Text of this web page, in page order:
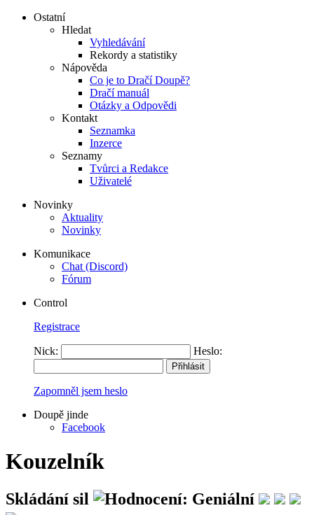
Ostatní
Hledat
Vyhledávání
Rekordy a statistiky
Nápověda
Co je to Dračí Doupě?
Dračí manuál
Otázky a Odpovědi
Kontakt
Seznamka
Inzerce
Seznamy
Tvůrci a Redakce
Uživatelé
Novinky
Aktuality
Novinky
Komunikace
Chat (Discord)
Fórum
Control
Registrace
Nick: Heslo:
Zapomněl jsem heslo
Doupě jinde
Facebook
Kouzelník
Skládání sil